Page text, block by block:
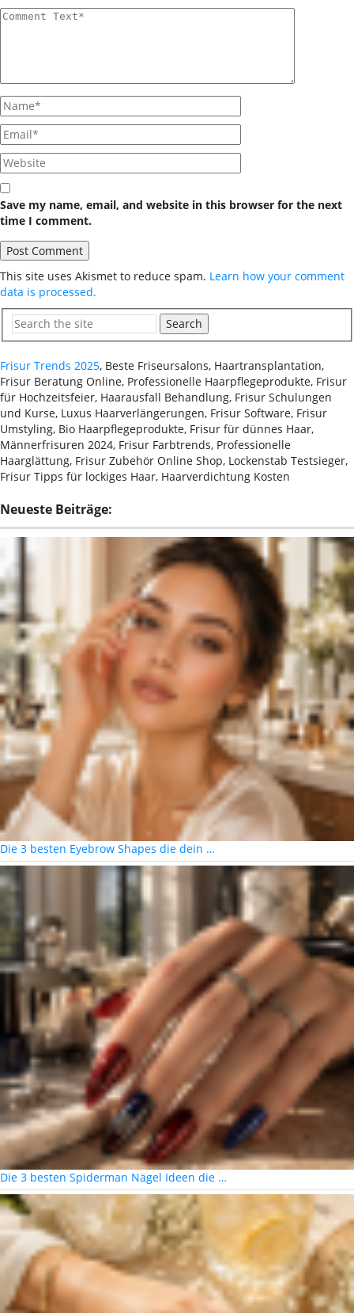
Save my name, email, and website in this browser for the next
time I comment.
This site uses Akismet to reduce spam. Learn how your comment
data is processed.
Search
Frisur Trends 2025, Beste Friseursalons, Haartransplantation,
Frisur Beratung Online, Professionelle Haarpflegeprodukte, Frisur
für Hochzeitsfeier, Haarausfall Behandlung, Frisur Schulungen
und Kurse, Luxus Haarverlängerungen, Frisur Software, Frisur
Umstyling, Bio Haarpflegeprodukte, Frisur für dünnes Haar,
Männerfrisuren 2024, Frisur Farbtrends, Professionelle
Haarglättung, Frisur Zubehör Online Shop, Lockenstab Testsieger,
Frisur Tipps für lockiges Haar, Haarverdichtung Kosten
Neueste Beiträge:
Die 3 besten Eyebrow Shapes die dein …
Die 3 besten Spiderman Nägel Ideen die …